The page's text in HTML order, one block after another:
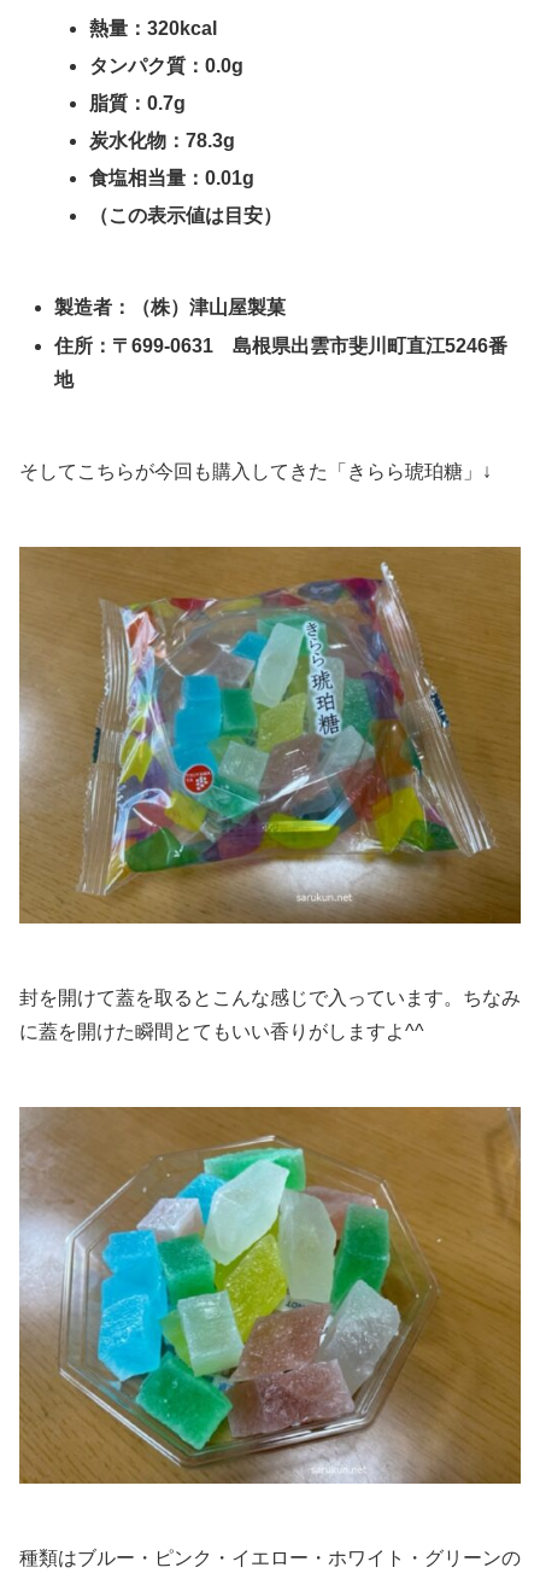
熱量：320kcal
タンパク質：0.0g
脂質：0.7g
炭水化物：78.3g
食塩相当量：0.01g
（この表示値は目安）
製造者：（株）津山屋製菓
住所：〒699-0631 島根県出雲市斐川町直江5246番
地
そしてこちらが今回も購入してきた「きらら琥珀糖」↓
封を開けて蓋を取るとこんな感じで入っています。ちなみ
に蓋を開けた瞬間とてもいい香りがしますよ^^
種類はブルー・ピンク・イエロー・ホワイト・グリーンの